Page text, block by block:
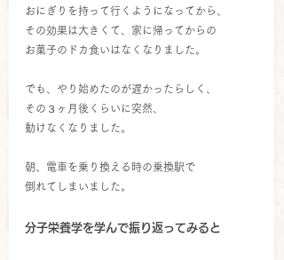
おにぎりを持って行くようになってから、
その効果は大きくて、家に帰ってからの
お菓子のドカ食いはなくなりました。
でも、やり始めたのが遅かったらしく、
その３ヶ月後くらいに突然、
動けなくなりました。
朝、電車を乗り換える時の乗換駅で
倒れてしまいました。
分子栄養学を学んで振り返ってみると